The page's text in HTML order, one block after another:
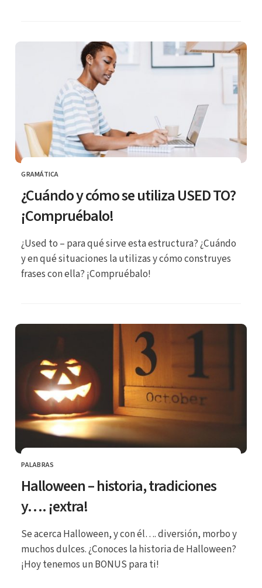
CATEGORÍA
GRAMÁTICA
¿Cuándo y cómo se utiliza USED TO?
¡Compruébalo!
¿Used to – para qué sirve esta estructura? ¿Cuándo
y en qué situaciones la utilizas y cómo construyes
frases con ella? ¡Compruébalo!
CATEGORÍA
PALABRAS
Halloween – historia, tradiciones
y…. ¡extra!
Se acerca Halloween, y con él…. diversión, morbo y
muchos dulces. ¿Conoces la historia de Halloween?
¡Hoy tenemos un BONUS para ti!